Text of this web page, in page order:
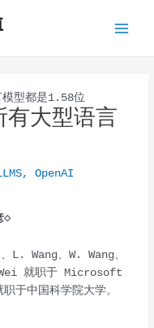
型都是1.58位
大型语言
,OpenAI
⋄
L. Wang、W. Wang、
就职于 Microsoft
于中国科学院大学。